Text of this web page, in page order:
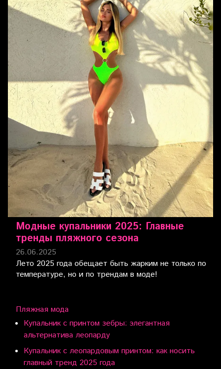
Модные купальники 2025: Главные
тренды пляжного сезона
26.06.2025
Лето 2025 года обещает быть жарким не только по
температуре, но и по трендам в моде!
Пляжная мода
Купальник с принтом зебры: элегантная
альтернатива леопарду
Купальник с леопардовым принтом: как носить
главный тренд 2025 года